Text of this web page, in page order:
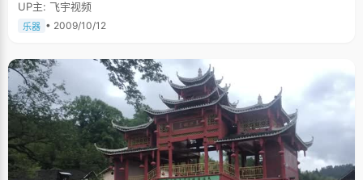
UP主: 飞宇视频
乐器 • 2009/10/12